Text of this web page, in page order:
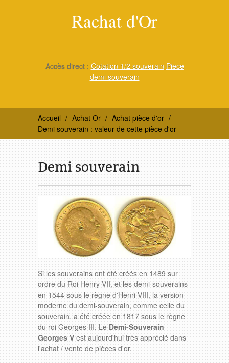
Rachat d'Or
Accès direct : Cotation 1/2 souverain Piece
demi souverain
Accueil Achat Or
Achat pièce d'or
Demi souverain : valeur de cette pièce d'or
Demi souverain
Si les souverains ont été créés en 1489 sur
ordre du Roi Henry VII, et les demi-souverains
en 1544 sous le règne d'Henri VIII, la version
moderne du demi-souverain, comme celle du
souverain, a été créée en 1817 sous le règne
du roi Georges III. LeDemi-Souverain
Georges Vest aujourd'hui très apprécié dans
l'achat / vente de pièces d'or.